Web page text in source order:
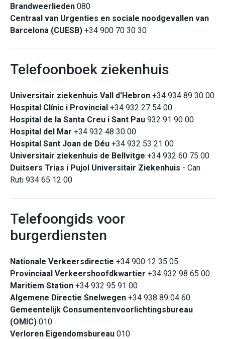
Brandweerlieden 080
Centraal van Urgenties en sociale noodgevallen van
Barcelona (CUESB) +34 900 70 30 30
Telefoonboek ziekenhuis
Universitair ziekenhuis Vall d'Hebron +34 934 89 30 00
Hospital Clínic i Provincial +34 932 27 54 00
Hospital de la Santa Creu i Sant Pau 932 91 90 00
Hospital del Mar +34 932 48 30 00
Hospital Sant Joan de Déu +34 932 53 21 00
Universitair ziekenhuis de Bellvitge +34 932 60 75 00
Duitsers Trias i Pujol Universitair Ziekenhuis - Can
Ruti 934 65 12 00
Telefoongids voor
burgerdiensten
Nationale Verkeersdirectie +34 900 12 35 05
Provinciaal Verkeershoofdkwartier +34 932 98 65 00
Maritiem Station +34 932 95 91 00
Algemene Directie Snelwegen +34 938 89 04 60
Gemeentelijk Consumentenvoorlichtingsbureau
(OMIC) 010
Verloren Eigendomsbureau 010